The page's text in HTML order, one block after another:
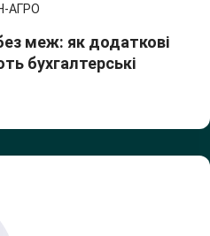
АГРО
меж: як додаткові
бухгалтерські